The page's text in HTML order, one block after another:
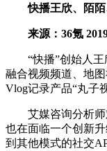
快播王欣、陌陌
来源：36氪
“快播”创始人王
融合视频频道、地
Vlog记录产品“丸子
艾媒咨询分析师
也在面临一个创新
到其他模式的社交